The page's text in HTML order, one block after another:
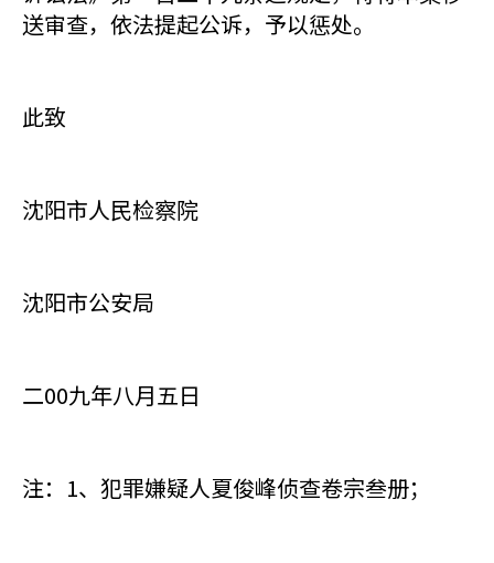
送审查，依法提起公诉，予以惩处。
此致
沈阳市人民检察院
沈阳市公安局
二00九年八月五日
注：1、犯罪嫌疑人夏俊峰侦查卷宗叁册；